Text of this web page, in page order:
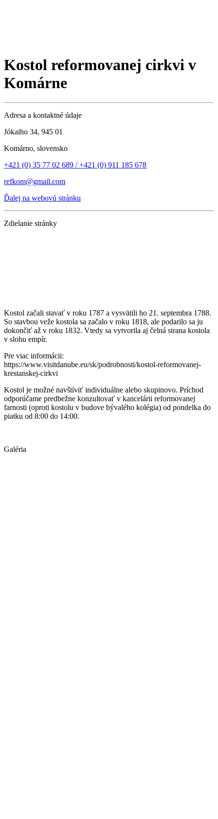
Kostol reformovanej cirkvi v
Komárne
Adresa a kontaktné údaje
Jókaiho 34, 945 01
Komárno, slovensko
+421 (0) 35 77 02 689 / +421 (0) 911 185 678
refkom@gmail.com
Ďalej na webovú stránku
Zdielanie stránky
Kostol začali stavať v roku 1787 a vysvätili ho 21. septembra 1788.
So stavbou veže kostola sa začalo v roku 1818, ale podarilo sa ju
dokončiť až v roku 1832. Vtedy sa vytvorila aj čelná strana kostola
v slohu empír.
Pre viac informácii:
https://www.visitdanube.eu/sk/podrobnosti/kostol-reformovanej-
krestanskej-cirkvi
Kostol je možné navštíviť individuálne alebo skupinovo. Príchod
odporúčame predbežne konzultovať v kancelárii reformovanej
farnosti (oproti kostolu v budove bývalého kolégia) od pondelka do
piatku od 8:00 do 14:00.
Galéria